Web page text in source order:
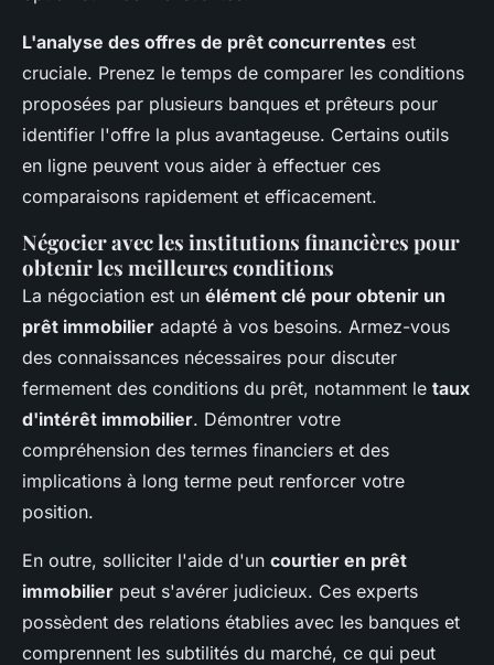
L'analyse des offres de prêt concurrentes est
cruciale. Prenez le temps de comparer les conditions
proposées par plusieurs banques et prêteurs pour
identifier l'offre la plus avantageuse. Certains outils
en ligne peuvent vous aider à effectuer ces
comparaisons rapidement et efficacement.
Négocier avec les institutions financières pour
obtenir les meilleures conditions
La négociation est un élément clé pour obtenir un
prêt immobilier adapté à vos besoins. Armez-vous
des connaissances nécessaires pour discuter
fermement des conditions du prêt, notamment le taux
d'intérêt immobilier. Démontrer votre
compréhension des termes financiers et des
implications à long terme peut renforcer votre
position.
En outre, solliciter l'aide d'un courtier en prêt
immobilier peut s'avérer judicieux. Ces experts
possèdent des relations établies avec les banques et
comprennent les subtilités du marché, ce qui peut